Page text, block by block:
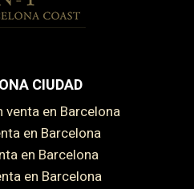
CIUDAD
venta en Barcelona
en Barcelona
en Barcelona
en Barcelona
Aceptar todas